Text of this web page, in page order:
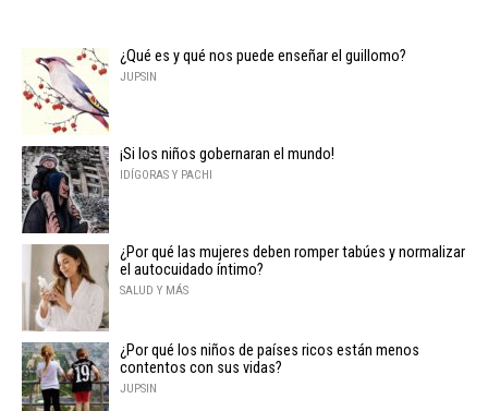
¿Qué es y qué nos puede enseñar el guillomo?
JUPSIN
¡Si los niños gobernaran el mundo!
IDÍGORAS Y PACHI
¿Por qué las mujeres deben romper tabúes y normalizar
el autocuidado íntimo?
SALUD Y MÁS
¿Por qué los niños de países ricos están menos
contentos con sus vidas?
JUPSIN